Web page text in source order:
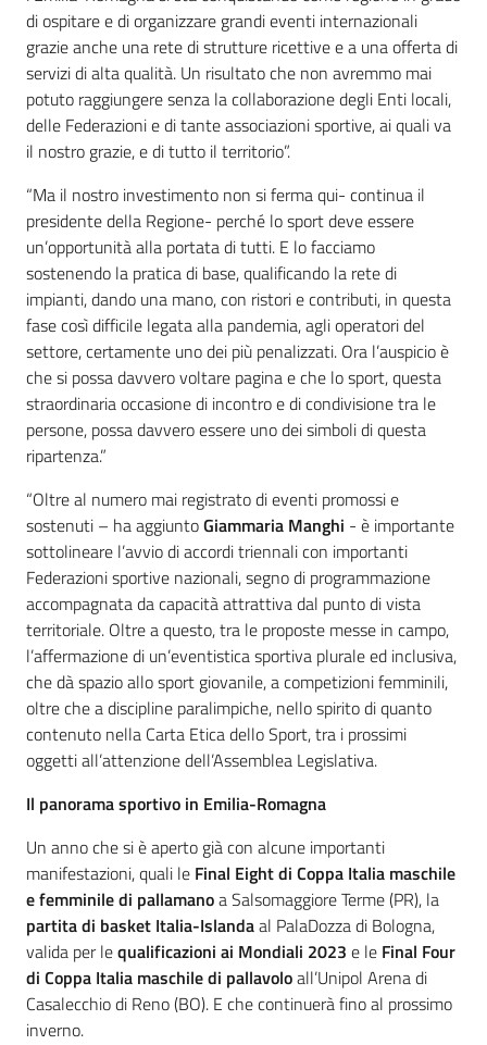
di ospitare e di organizzare grandi eventi internazionali
grazie anche una rete di strutture ricettive e a una offerta di
servizi di alta qualità. Un risultato che non avremmo mai
potuto raggiungere senza la collaborazione degli Enti locali,
delle Federazioni e di tante associazioni sportive, ai quali va
il nostro grazie, e di tutto il territorio”.
“Ma il nostro investimento non si ferma qui- continua il
presidente della Regione- perché lo sport deve essere
un’opportunità alla portata di tutti. E lo facciamo
sostenendo la pratica di base, qualificando la rete di
impianti, dando una mano, con ristori e contributi, in questa
fase così difficile legata alla pandemia, agli operatori del
settore, certamente uno dei più penalizzati. Ora l’auspicio è
che si possa davvero voltare pagina e che lo sport,questa
straordinaria occasione di incontro e di condivisione tra le
persone, possa davvero essere uno dei simboli di questa
ripartenza.”
“Oltre al numero mai registrato di eventi promossi e
sostenuti – ha aggiuntoGiammaria Manghi - è importante
sottolineare l’avvio di accordi triennali con importanti
Federazioni sportive nazionali, segno di programmazione
accompagnata da capacità attrattiva dal punto di vista
territoriale. Oltre a questo, tra le proposte messe in campo,
l’affermazione di un’eventistica sportiva plurale ed inclusiva,
che dà spazio allo sport giovanile, a competizioni femminili,
oltre che a discipline paralimpiche, nello spirito di quanto
contenuto nella Carta Etica dello Sport, tra i prossimi
oggetti all’attenzione dell’Assemblea Legislativa.
Il panorama sportivo in Emilia-Romagna
Un anno che si è aperto già con alcune importanti
manifestazioni, quali le Final Eight di Coppa Italia maschile
e femminile di pallamanoa Salsomaggiore Terme (PR), la
partita di basket Italia-Islandaal PalaDozza di Bologna,
valida per lequalificazioni ai Mondiali 2023 e le Final Four
di Coppa Italia maschile di pallavoloall’Unipol Arena di
Casalecchio di Reno (BO). E che continuerà fino al prossimo
inverno.